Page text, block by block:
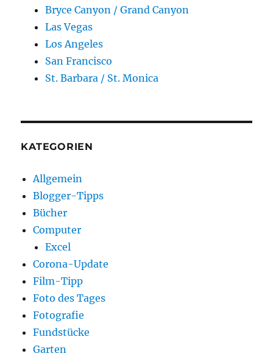
Bryce Canyon / Grand Canyon
Las Vegas
Los Angeles
San Francisco
St. Barbara / St. Monica
KATEGORIEN
Allgemein
Blogger-Tipps
Bücher
Computer
Excel
Corona-Update
Film-Tipp
Foto des Tages
Fotografie
Fundstücke
Garten